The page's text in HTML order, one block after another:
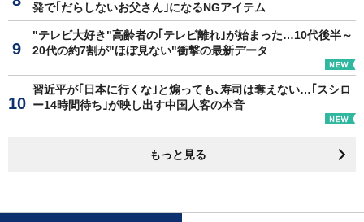
発で｢だらしないお父さん｣になるNGアイテム
"テレビ大好き"高齢者の｢テレビ離れ｣が始まった…10代後半～
20代の約7割が"ほぼ見ない"衝撃の最新データ
習近平が｢日本に行くな｣と煽っても､寿司は奪えない…｢スシロ
ー14時間待ち｣が映し出す中国人客の本音
もっと見る